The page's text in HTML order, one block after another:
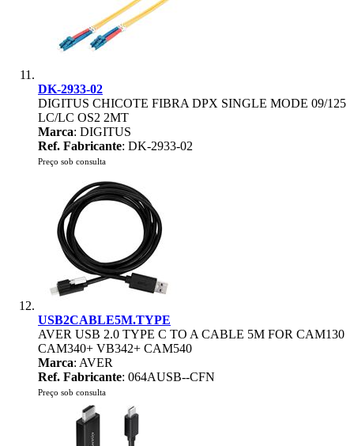
DK-2933-02
DIGITUS CHICOTE FIBRA DPX SINGLE MODE 09/125
LC/LC OS2 2MT
Marca: DIGITUS
Ref. Fabricante: DK-2933-02
Preço sob consulta
USB2CABLE5M.TYPE
AVER USB 2.0 TYPE C TO A CABLE 5M FOR CAM130
CAM340+ VB342+ CAM540
Marca: AVER
Ref. Fabricante: 064AUSB--CFN
Preço sob consulta